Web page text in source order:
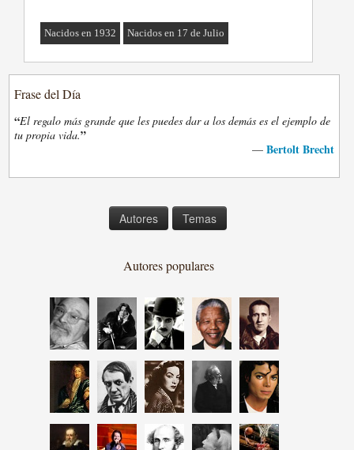
Nacidos en 1932 Nacidos en 17 de Julio
Frase del Día
“El regalo más grande que les puedes dar a los demás es el ejemplo de
tu propia vida.”
— Bertolt Brecht
Autores Temas
Autores populares